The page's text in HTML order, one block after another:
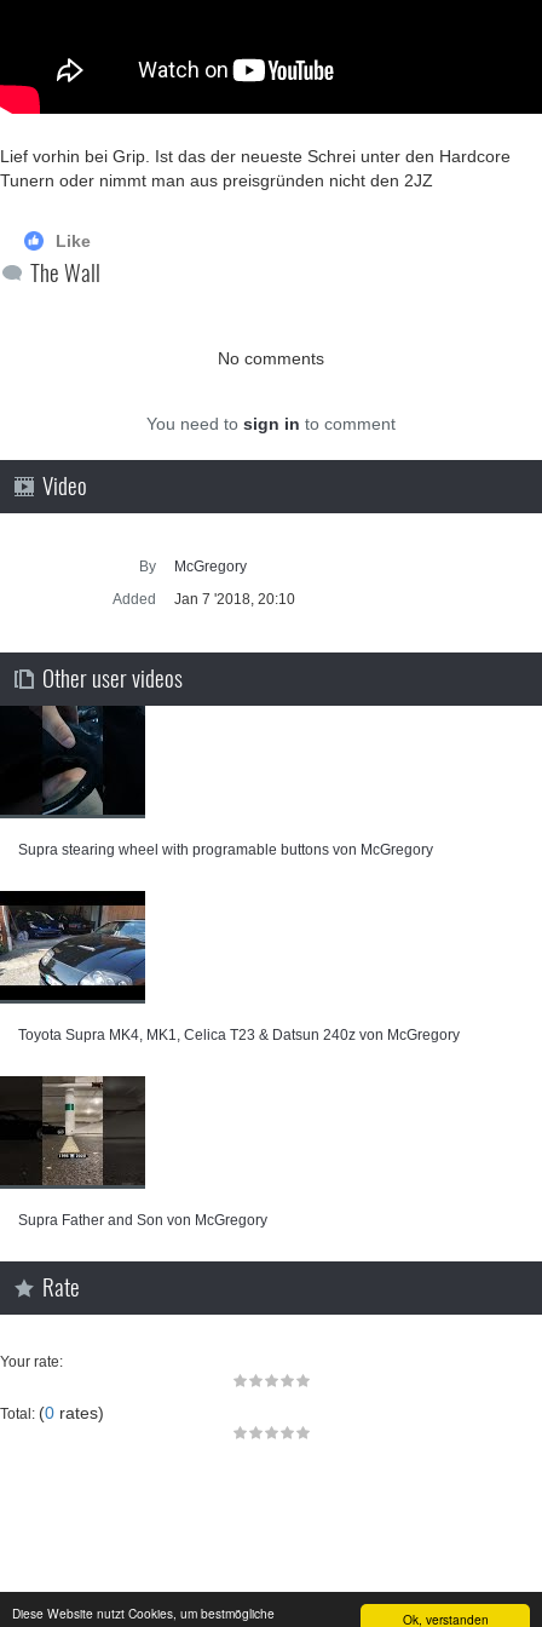
Ok, verstanden
Diese Website nutzt Cookies, um bestmögliche
Lief vorhin bei Grip. Ist das der neueste Schrei unter den Hardcore
Tunern oder nimmt man aus preisgründen nicht den 2JZ
Like
The Wall
No comments
You need to sign in to comment
Video
By
McGregory
Added
Jan 7 '2018, 20:10
Other user videos
Supra stearing wheel with programable buttons von McGregory
Toyota Supra MK4, MK1, Celica T23 & Datsun 240z von McGregory
Supra Father and Son von McGregory
Rate
Your rate:
Total: (0 rates)